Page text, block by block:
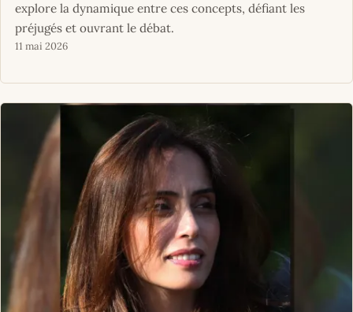
explore la dynamique entre ces concepts, défiant les
préjugés et ouvrant le débat.
11 mai 2026